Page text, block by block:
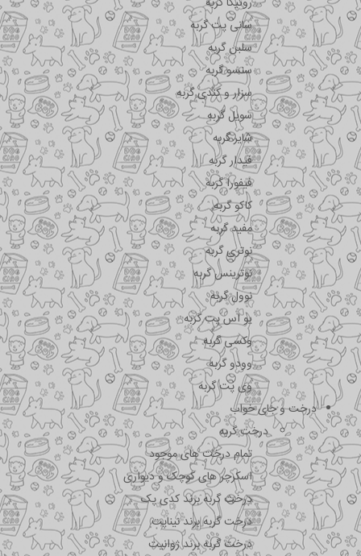
سانی پت گربه
سلبن گربه
سنسو گربه
سزار و کندی گربه
سویل گربه
شایر گربه
فیدار گربه
فیفورا گربه
کاکو گربه
مفید گربه
نوتری گربه
نوترینس گربه
نوول گربه
یو اس پت گربه
وکسی گربه
وودو گربه
وی پت گربه
درخت و جای خواب
درخت گربه
تمام درخت های موجود
اسکرچر های کوچک و دیواری
درخت گربه برند کدی پک
درخت گربه برند نیناپت
درخت گربه برند ژوانیت